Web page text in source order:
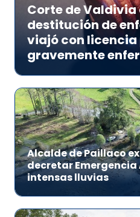
Corte de
destitución de
viajó con licencia
gravemente
Alcalde de Paillaco
decretar
intensas lluvias